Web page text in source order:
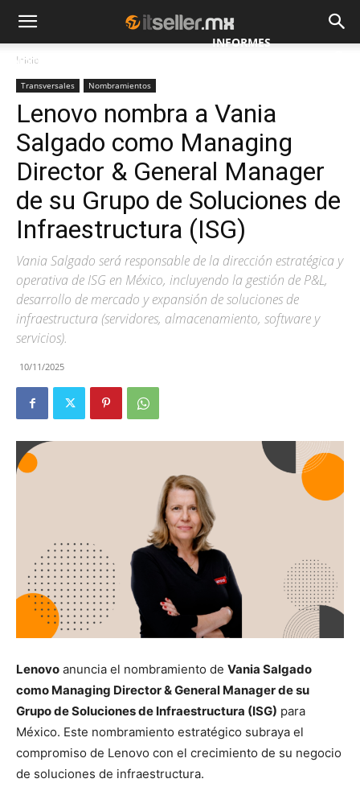
NOTICIAS
INFORMES
Inicio
Transversales Nombramientos
Lenovo nombra a Vania
Salgado como Managing
Director & General Manager
de su Grupo de Soluciones de
Infraestructura (ISG)
Vania Salgado será responsable de la dirección estratégica y
operativa de ISG en México, incluyendo la gestión de P&L,
desarrollo de mercado y expansión de soluciones de
infraestructura (servidores, almacenamiento, software y
servicios).
10/11/2025
Lenovo anuncia el nombramiento de Vania Salgado
como Managing Director & General Manager de su
Grupo de Soluciones de Infraestructura (ISG) para
México. Este nombramiento estratégico subraya el
compromiso de Lenovo con el crecimiento de su negocio
de soluciones de infraestructura.